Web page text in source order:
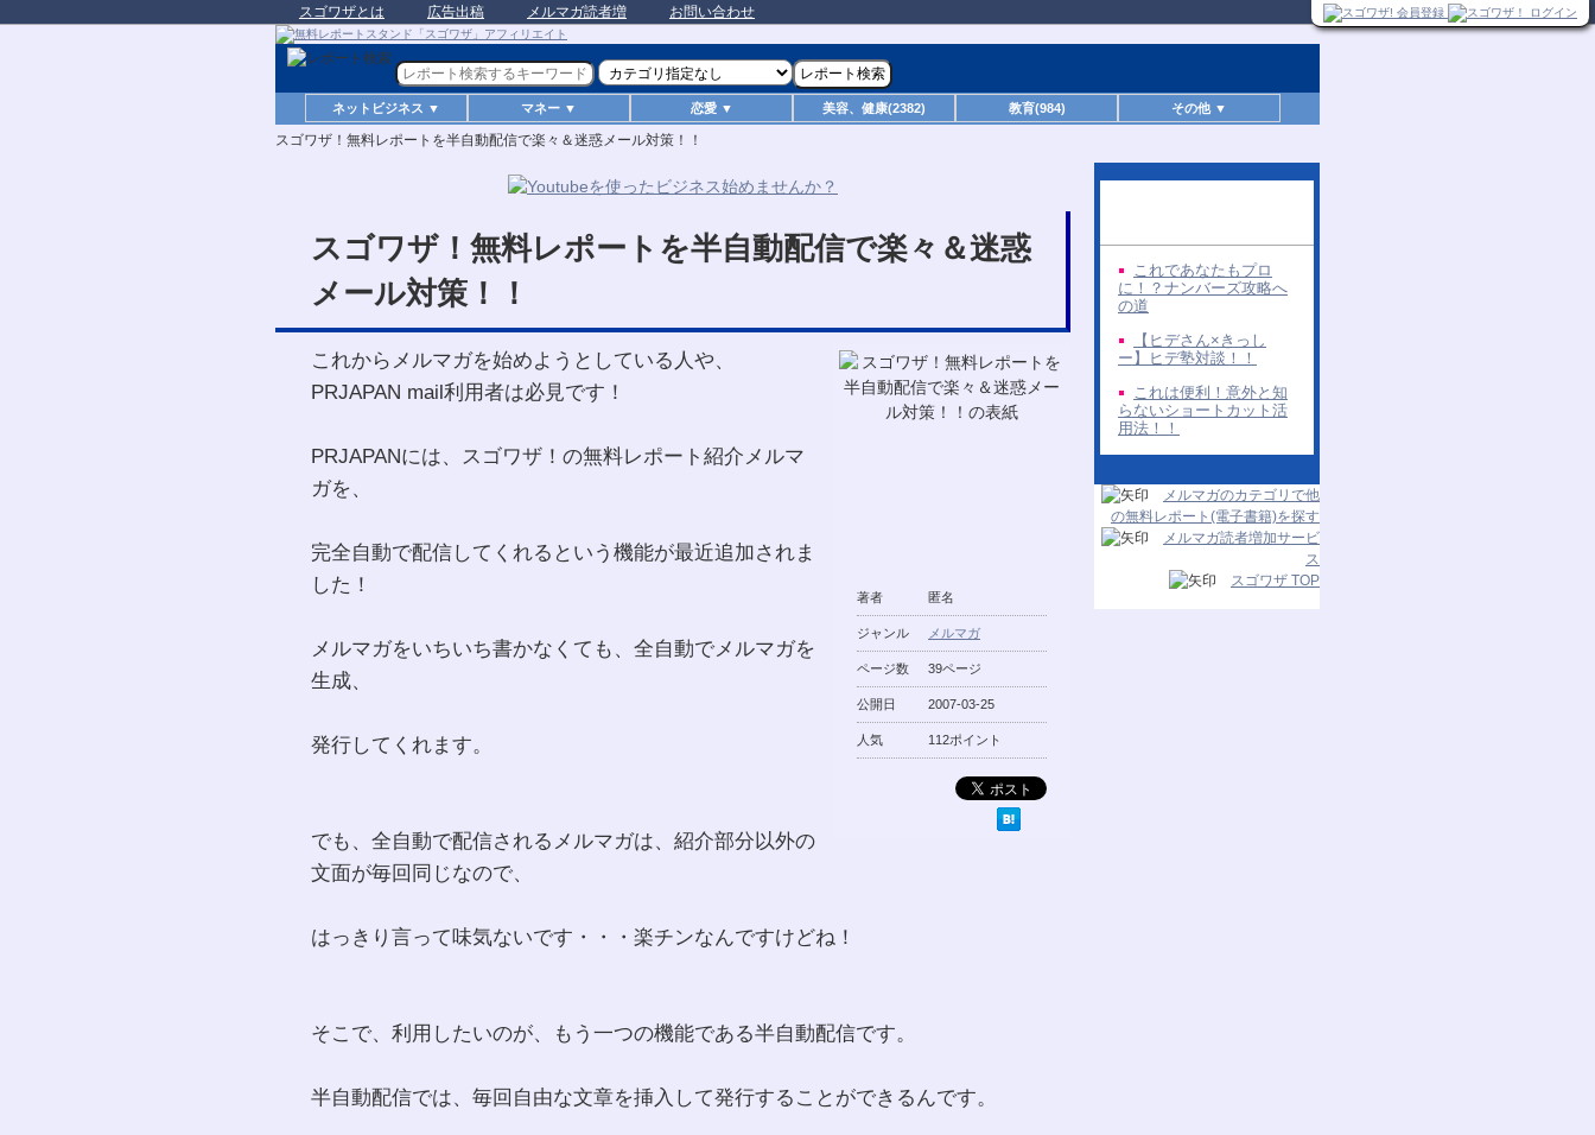
スゴワザとは 広告出稿 メルマガ読者増 お問い合わせ
ネットビジネス ▼ マネー ▼ 恋愛 ▼ 美容、健康(2382) 教育(984) その他 ▼
スゴワザ！無料レポートを半自動配信で楽々＆迷惑メール対策！！
スゴワザ！無料レポートを半自動配信で楽々＆迷惑
メール対策！！
著者 匿名
ジャンル メルマガ
ページ数 39ページ
公開日 2007-03-25
人気 112ポイント
これからメルマガを始めようとしている人や、
PRJAPAN mail利用者は必見です！
PRJAPANには、スゴワザ！の無料レポート紹介メルマ
ガを、
完全自動で配信してくれるという機能が最近追加されま
した！
メルマガをいちいち書かなくても、全自動でメルマガを
生成、
発行してくれます。
でも、全自動で配信されるメルマガは、紹介部分以外の
文面が毎回同じなので、
はっきり言って味気ないです・・・楽チンなんですけどね！
そこで、利用したいのが、もう一つの機能である半自動配信です。
半自動配信では、毎回自由な文章を挿入して発行することができるんです。
これであなたもプロ
に！？ナンバーズ攻略へ
の道
【ヒデさん×きっし
ー】ヒデ塾対談！！
これは便利！意外と知
らないショートカット活
用法！！
メルマガのカテゴリで他
の無料レポート(電子書籍)を探す
メルマガ読者増加サービ
ス
スゴワザ TOP